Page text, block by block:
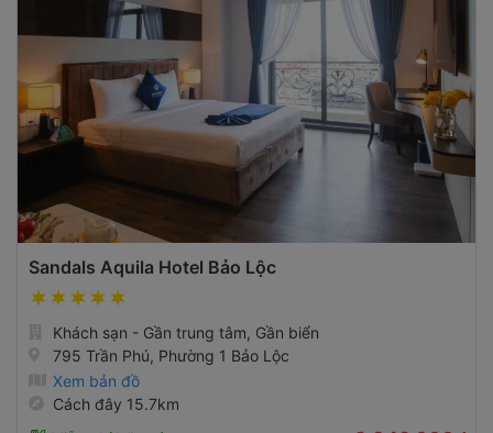
Sandals Aquila Hotel Bảo Lộc
Khách sạn - Gần trung tâm, Gần biển
795 Trần Phú, Phường 1 Bảo Lộc
Xem bản đồ
Cách đây 15.7km